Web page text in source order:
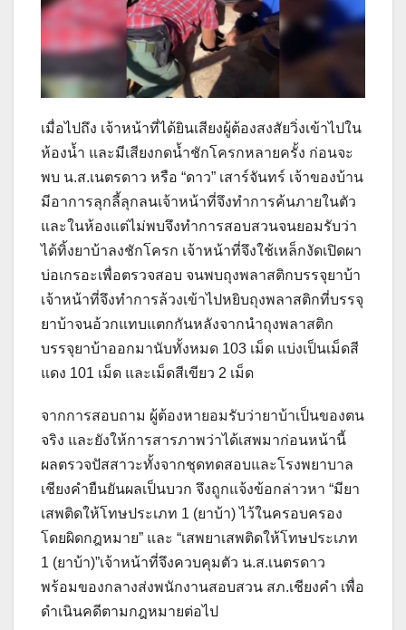
เมื่อไปถึง เจ้าหน้าที่ได้ยินเสียงผู้ต้องสงสัยวิ่งเข้าไปใน
ห้องน้ำ และมีเสียงกดน้ำชักโครกหลายครั้ง ก่อนจะ
พบ น.ส.เนตรดาว หรือ “ดาว” เสาร์จันทร์ เจ้าของบ้าน
มีอาการลุกลี้ลุกลนเจ้าหน้าที่จึงทำการค้นภายในตัว
และในห้องแต่ไม่พบจึงทำการสอบสวนจนยอมรับว่า
ได้ทิ้งยาบ้าลงชักโครก เจ้าหน้าที่จึงใช้เหล็กงัดเปิดผา
บ่อเกรอะเพื่อตรวจสอบ จนพบถุงพลาสติกบรรจุยาบ้า
เจ้าหน้าที่จึงทำการล้วงเข้าไปหยิบถุงพลาสติกที่บรรจุ
ยาบ้าจนอ้วกแทบแตกกันหลังจากนำถุงพลาสติก
บรรจุยาบ้าออกมานับทั้งหมด 103 เม็ด แบ่งเป็นเม็ดสี
แดง 101 เม็ด และเม็ดสีเขียว 2 เม็ด
จากการสอบถาม ผู้ต้องหายอมรับว่ายาบ้าเป็นของตน
จริง และยังให้การสารภาพว่าได้เสพมาก่อนหน้านี้
ผลตรวจปัสสาวะทั้งจากชุดทดสอบและโรงพยาบาล
เชียงคำยืนยันผลเป็นบวก จึงถูกแจ้งข้อกล่าวหา “มียา
เสพติดให้โทษประเภท 1 (ยาบ้า) ไว้ในครอบครอง
โดยผิดกฎหมาย” และ “เสพยาเสพติดให้โทษประเภท
1 (ยาบ้า)”เจ้าหน้าที่จึงควบคุมตัว น.ส.เนตรดาว
พร้อมของกลางส่งพนักงานสอบสวน สภ.เชียงคำ เพื่อ
ดำเนินคดีตามกฎหมายต่อไป